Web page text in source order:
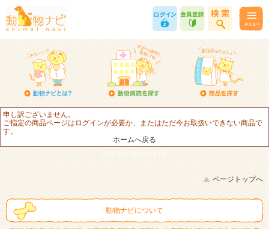
申し訳ございません。
ご指定の商品ページはログインが必要か、またはただ今お取扱いできない商品で
す。
ホームへ戻る
スマートフォン |
PC
ページトップへ
動物ナビについて